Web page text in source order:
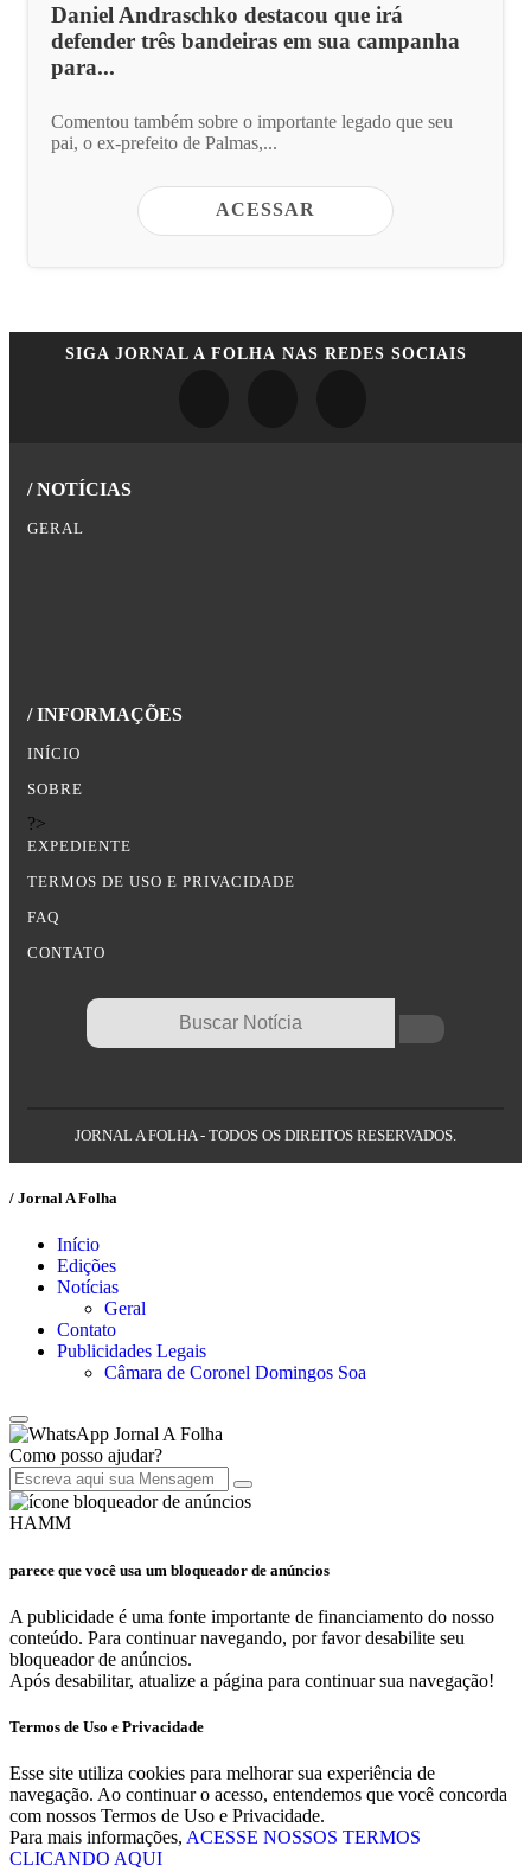
Daniel Andraschko destacou que irá
defender três bandeiras em sua campanha
para...
Comentou também sobre o importante legado que seu
pai, o ex-prefeito de Palmas,...
ACESSAR
SIGA JORNAL A FOLHA NAS REDES SOCIAIS
/ NOTÍCIAS
GERAL
/ INFORMAÇÕES
INÍCIO
SOBRE
?>
EXPEDIENTE
TERMOS DE USO E PRIVACIDADE
FAQ
CONTATO
JORNAL A FOLHA - TODOS OS DIREITOS RESERVADOS.
/ Jornal A Folha
Início
Edições
Notícias
Geral
Contato
Publicidades Legais
Câmara de Coronel Domingos Soa
Jornal A Folha
Como posso ajudar?
HAMM
parece que você usa um bloqueador de anúncios
A publicidade é uma fonte importante de financiamento do nosso
conteúdo. Para continuar navegando, por favor desabilite seu
bloqueador de anúncios.
Após desabilitar, atualize a página para continuar sua navegação!
Termos de Uso e Privacidade
Esse site utiliza cookies para melhorar sua experiência de
navegação. Ao continuar o acesso, entendemos que você concorda
com nossos Termos de Uso e Privacidade.
Para mais informações, ACESSE NOSSOS TERMOS
CLICANDO AQUI